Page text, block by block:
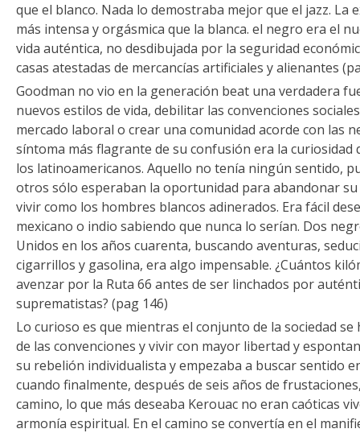
que el blanco. Nada lo demostraba mejor que el jazz. La
más intensa y orgásmica que la blanca. el negro era el
vida auténtica, no desdibujada por la seguridad
casas atestadas de mercancías artificiales y alienantes
Goodman no vio en la generación beat una verdadera
nuevos estilos de vida, debilitar las convenciones
mercado laboral o crear una comunidad acorde con las
síntoma más flagrante de su confusión era la
los latinoamericanos. Aquello no tenía ningún sentido,
otros sólo esperaban la oportunidad para abandonar su
vivir como los hombres blancos adinerados. Era fácil
mexicano o indio sabiendo que nunca lo serían. Dos
Unidos en los años cuarenta, buscando aventuras,
cigarrillos y gasolina, era algo impensable. ¿Cuántos
avenzar por la Ruta 66 antes de ser linchados por
suprematistas? (pag 146)
Lo curioso es que mientras el conjunto de la sociedad
de las convenciones y vivir con mayor libertad y
su rebelión individualista y empezaba a buscar sentido
cuando finalmente, después de seis años de
camino, lo que más deseaba Kerouac no eran caóticas
armonía espiritual. En el camino se convertía en el